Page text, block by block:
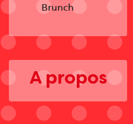
Brunch
A propos